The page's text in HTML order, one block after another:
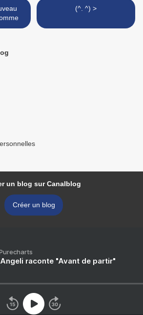
(^. ^) >
un blog sur Canalblog
Créer un blog
Angeli raconte "Avant de partir"